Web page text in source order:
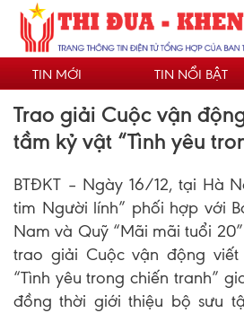
Nhảy
đến
nội
dungTIN MỚI TIN NỔI BẬT
Trao giải Cuộc vận
tầm kỷ vật “Tình yêu
BTĐKT – Ngày 16/12, tại Hà
tim Người lính” phối hợp với
Nam và Quỹ “Mãi mãi tuổi
trao giải Cuộc vận động
“Tình yêu trong chiến tranh”
đồng thời giới thiệu bộ sưu